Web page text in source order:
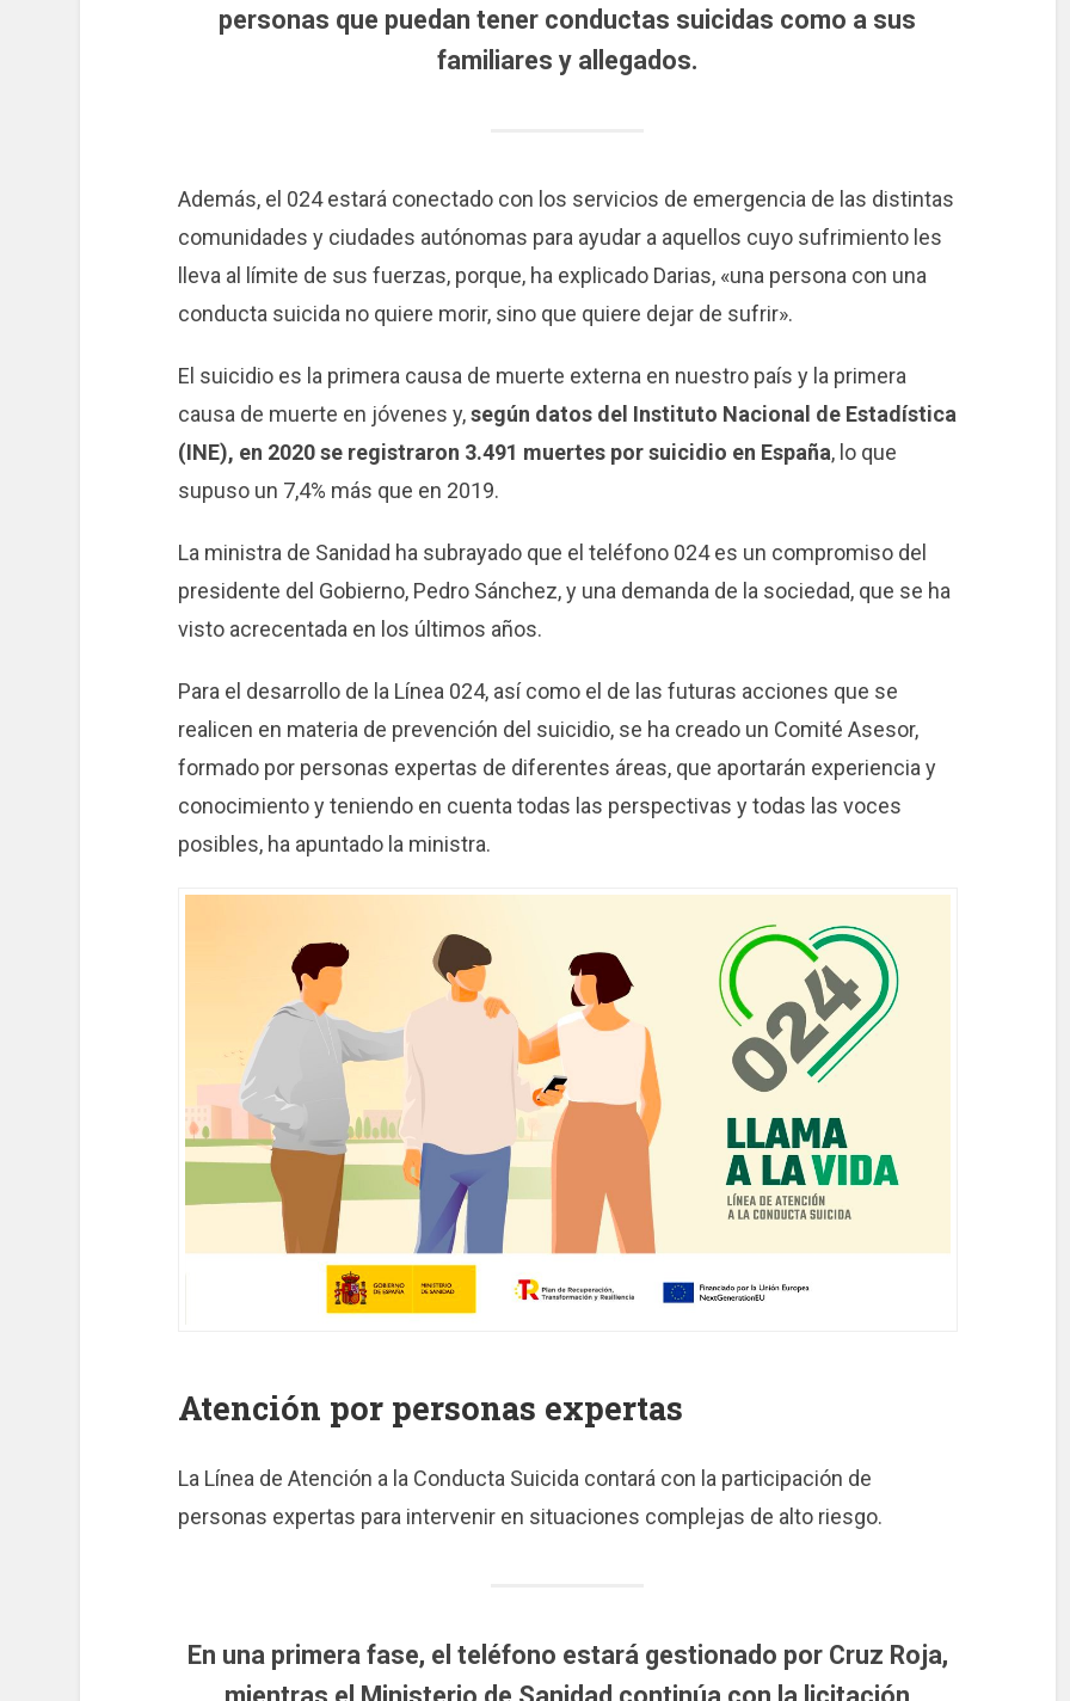
personas que puedan tener conductas suicidas como a sus
familiares y allegados.
Además, el 024 estará conectado con los servicios de emergencia de las distintas
comunidades y ciudades autónomas para ayudar a aquellos cuyo sufrimiento les
lleva al límite de sus fuerzas, porque, ha explicado Darias, «una persona con una
conducta suicida no quiere morir, sino que quiere dejar de sufrir».
El suicidio es la primera causa de muerte externa en nuestro país y la primera
causa de muerte en jóvenes y,según datos del Instituto Nacional de Estadística
(INE), en 2020 se registraron 3.491 muertes por suicidio en España, lo que
supuso un 7,4% más que en 2019.
La ministra de Sanidad ha subrayado que el teléfono 024 es un compromiso del
presidente del Gobierno, Pedro Sánchez, y una demanda de la sociedad, que se ha
visto acrecentada en los últimos años.
Para el desarrollo de la Línea 024, así como el de las futuras acciones que se
realicen en materia de prevención del suicidio, se ha creado un Comité Asesor,
formado por personas expertas de diferentes áreas, que aportarán experiencia y
conocimiento y teniendo en cuenta todas las perspectivas y todas las voces
posibles, ha apuntado la ministra.
Atención por personas expertas
La Línea de Atención a la Conducta Suicida contará con la participación de
personas expertas para intervenir en situaciones complejas de alto riesgo.
En una primera fase, el teléfono estará gestionado por Cruz Roja,